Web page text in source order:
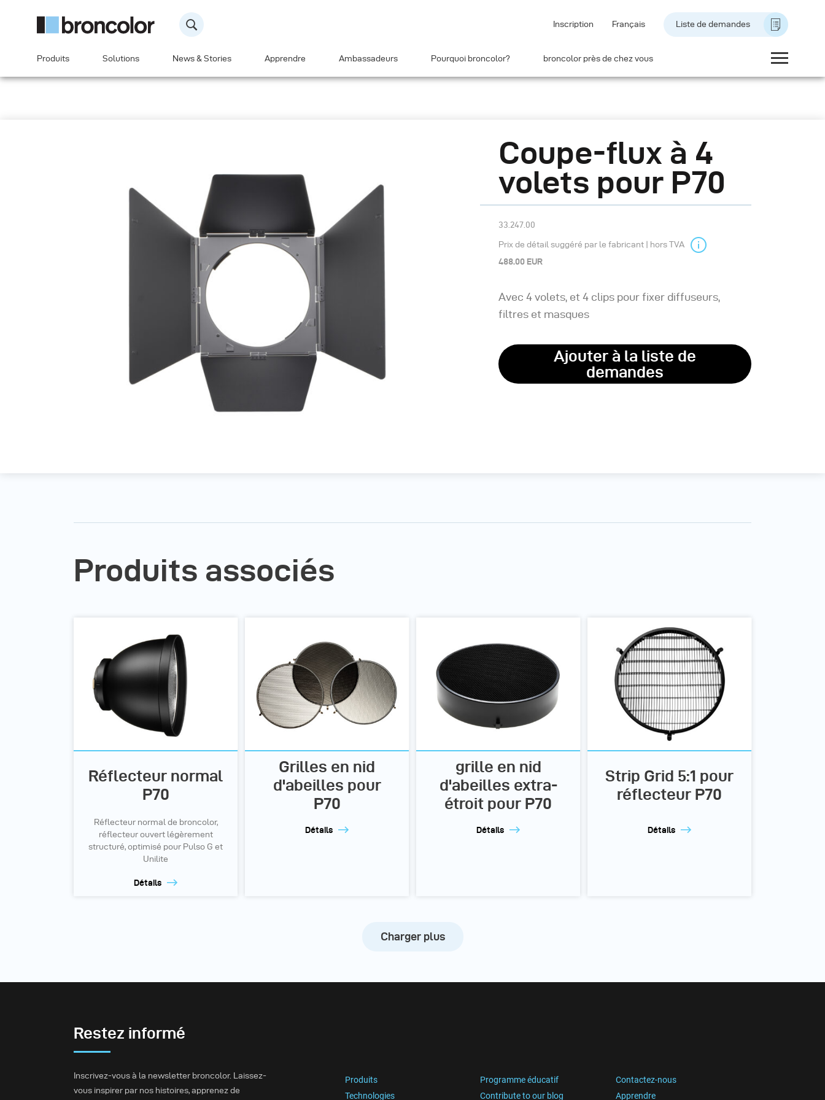
Inscription Français Liste de demandes
Produits Solutions News & Stories Apprendre Ambassadeurs Pourquoi broncolor? broncolor près de chez vous
Coupe-flux à 4
volets pour P70
33.247.00
Prix de détail suggéré par le fabricant | hors TVA
488.00 EUR
Avec 4 volets, et 4 clips pour fixer diffuseurs,
filtres et masques
Ajouter à la liste de
demandes
Produits associés
Réflecteur normal
P70
Réflecteur normal de broncolor,
réflecteur ouvert légèrement
structuré, optimisé pour Pulso G et
Unilite
Détails
Grilles en nid
d'abeilles pour
P70
Détails
grille en nid
d'abeilles extra-
étroit pour P70
Détails
Strip Grid 5:1 pour
réflecteur P70
Détails
Charger plus
Restez informé
Inscrivez-vous à la newsletter broncolor. Laissez-
vous inspirer par nos histoires, apprenez de
Produits Programme éducatif
Contactez-nous
Technologies
Contribute to our blog Apprendre